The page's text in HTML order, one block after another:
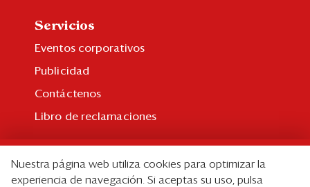
Servicios
Eventos corporativos
Publicidad
Contáctenos
Libro de reclamaciones
Suscripción individual
Nuestra página web utiliza cookies para optimizar la
experiencia de navegación. Si aceptas su uso, pulsa